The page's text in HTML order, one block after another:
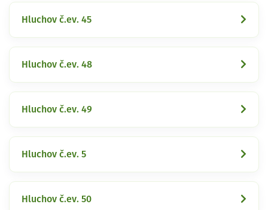
Hluchov č.ev. 45
Hluchov č.ev. 48
Hluchov č.ev. 49
Hluchov č.ev. 5
Hluchov č.ev. 50